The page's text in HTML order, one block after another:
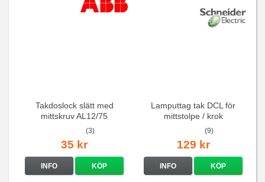
Takdoslock slätt med
mittskruv AL12/75
(3)
35 kr
INFO KÖP
Lamputtag tak DCL för
mittstolpe / krok
(9)
129 kr
INFO KÖP